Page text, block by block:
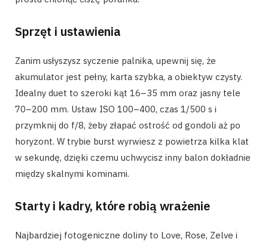
Sprzęt i ustawienia
Zanim usłyszysz syczenie palnika, upewnij się, że
akumulator jest pełny, karta szybka, a obiektyw czysty.
Idealny duet to szeroki kąt 16–35 mm oraz jasny tele
70–200 mm. Ustaw ISO 100–400, czas 1/500 s i
przymknij do f/8, żeby złapać ostrość od gondoli aż po
horyzont. W trybie burst wyrwiesz z powietrza kilka klat
w sekundę, dzięki czemu uchwycisz inny balon dokładnie
między skalnymi kominami.
Starty i kadry, które robią wrażenie
Najbardziej fotogeniczne doliny to Love, Rose, Zelve i